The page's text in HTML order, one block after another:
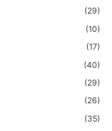
(29)
(10)
(17)
(40)
(29)
(26)
(35)